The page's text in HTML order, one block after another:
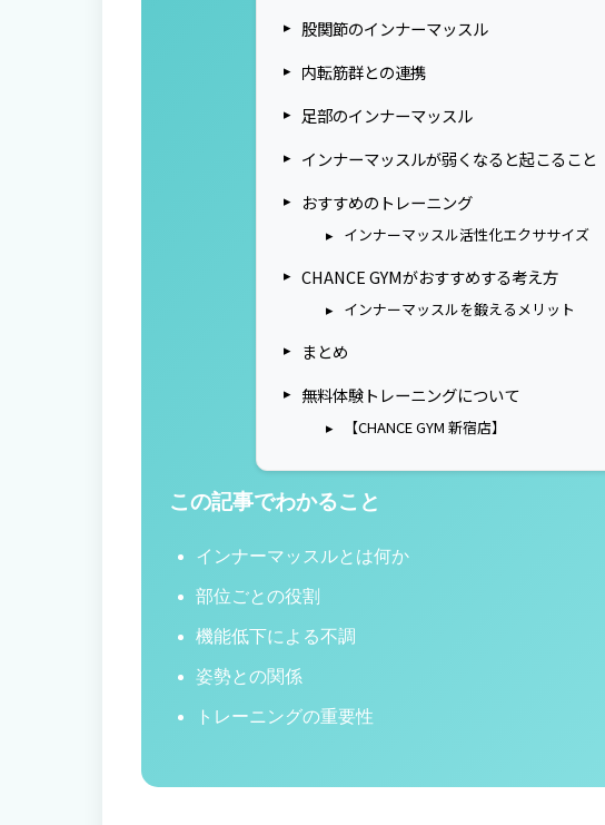
股関節のインナーマッスル
内転筋群との連携
足部のインナーマッスル
インナーマッスルが弱くなると起こること
おすすめのトレーニング
インナーマッスル活性化エクササイズ
CHANCE GYMがおすすめする考え方
インナーマッスルを鍛えるメリット
まとめ
無料体験トレーニングについて
【CHANCE GYM 新宿店】
この記事でわかること
インナーマッスルとは何か
部位ごとの役割
機能低下による不調
姿勢との関係
トレーニングの重要性